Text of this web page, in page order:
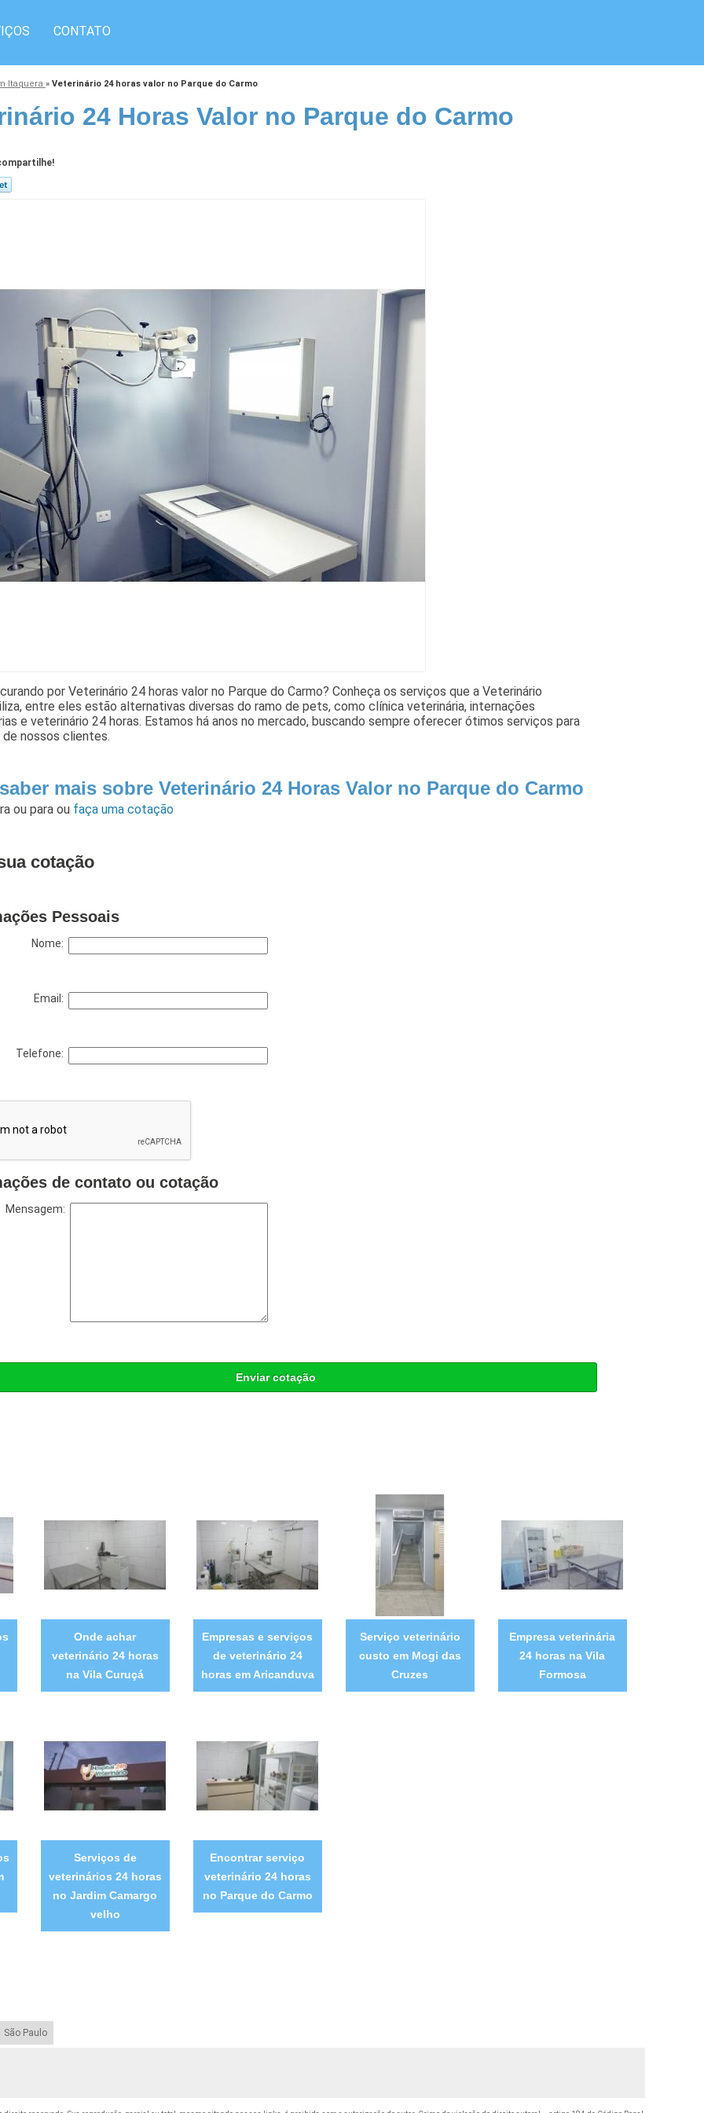
CONTATO
Itaquera » Veterinário 24 horas valor no Parque do Carmo
24 Horas Valor no Parque do Carmo
por Veterinário 24 horas valor no Parque do Carmo? Conheça os serviços que a Veterinário
entre eles estão alternativas diversas do ramo de pets, como clínica veterinária, internações
e veterinário 24 horas. Estamos há anos no mercado, buscando sempre oferecer ótimos serviços para
de nossos clientes.
mais sobre Veterinário 24 Horas Valor no Parque do Carmo
ou paraou faça uma cotação
cotação
Pessoais
Nome:
Email:
Telefone:
de contato ou cotação
Mensagem:
Enviar cotação
Onde achar
veterinário 24 horas
na Vila Curuçá
Empresas e serviços
de veterinário 24
horas em Aricanduva
Serviço veterinário
custo em Mogi das
Cruzes
Empresa veterinária
24 horas na Vila
Formosa
Serviços de
veterinários 24 horas
no Jardim Camargo
velho
Encontrar serviço
veterinário 24 horas
no Parque do Carmo
São Paulo